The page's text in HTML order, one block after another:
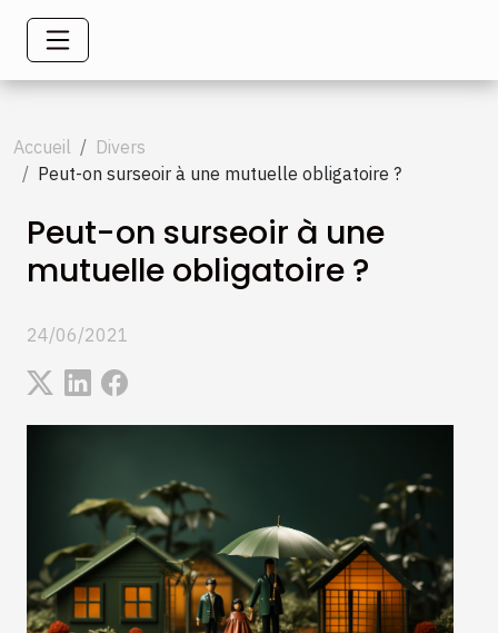
Accueil
Divers
Peut-on surseoir à une mutuelle obligatoire ?
Peut-on surseoir à une
mutuelle obligatoire ?
24/06/2021